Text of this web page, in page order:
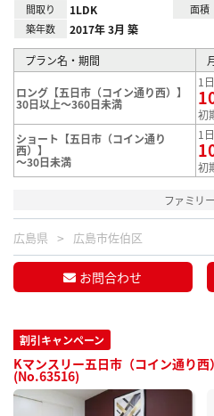
間取り 1LDK 面積
築年数 2017年 3月 築
プラン名・期間
ロング【五日市（コイン通り西）】
30日以上～360日未満
1
初
ショート【五日市（コイン通り
西）】
～30日未満
1
初
ファミリ
広島県 広島市佐伯区
お問合わせ
割引キャンペーン
Kマンスリー五日市（コイン通り西
(No.63516)